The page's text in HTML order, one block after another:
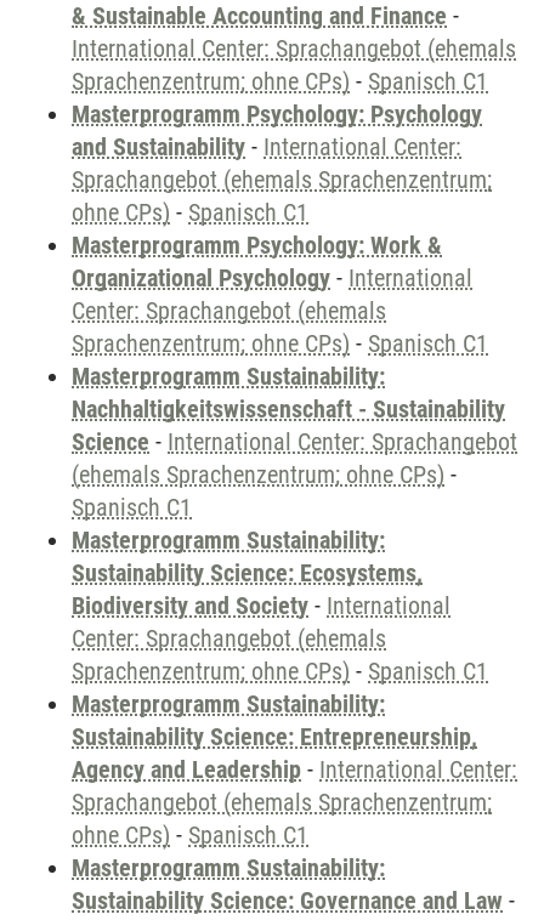
& Sustainable Accounting and Finance -
International Center: Sprachangebot (ehemals
Sprachenzentrum; ohne CPs) - Spanisch C1
Masterprogramm Psychology: Psychology
and Sustainability - International Center:
Sprachangebot (ehemals Sprachenzentrum;
ohne CPs) - Spanisch C1
Masterprogramm Psychology: Work &
Organizational Psychology - International
Center: Sprachangebot (ehemals
Sprachenzentrum; ohne CPs) - Spanisch C1
Masterprogramm Sustainability:
Nachhaltigkeitswissenschaft - Sustainability
Science - International Center: Sprachangebot
(ehemals Sprachenzentrum; ohne CPs) -
Spanisch C1
Masterprogramm Sustainability:
Sustainability Science: Ecosystems,
Biodiversity and Society - International
Center: Sprachangebot (ehemals
Sprachenzentrum; ohne CPs) - Spanisch C1
Masterprogramm Sustainability:
Sustainability Science: Entrepreneurship,
Agency and Leadership - International Center:
Sprachangebot (ehemals Sprachenzentrum;
ohne CPs) - Spanisch C1
Masterprogramm Sustainability:
Sustainability Science: Governance and Law -